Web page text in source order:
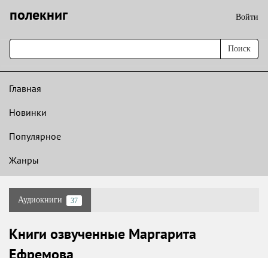
полекниг Войти
Поиск
Главная
Новинки
Популярное
Жанры
Аудиокниги 37
Книги озвученные Маргарита
Ефремова